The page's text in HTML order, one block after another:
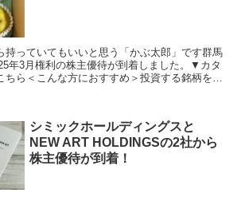
持っていてもいいと思う「かぶ太郎」です群馬
年3月権利の株主優待が到着しました。▼カタ
ちら＜こんな方におすすめ＞投資する銘柄を探
シミックホールディングスと
NEW ART HOLDINGSの2社から
株主優待が到着！